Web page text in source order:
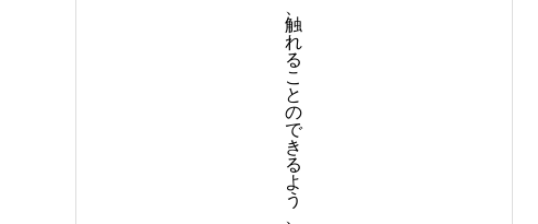
触
れ
る
こ
と
の
で
き
る
よ
う